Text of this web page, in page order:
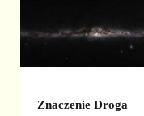
Znaczenie Droga